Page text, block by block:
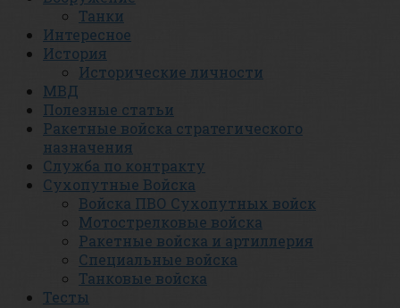
Танки
Интересное
История
Исторические личности
МВД
Полезные статьи
Ракетные войска стратегического
назначения
Служба по контракту
Сухопутные Войска
Войска ПВО Сухопутных войск
Мотострелковые войска
Ракетные войска и артиллерия
Специальные войска
Танковые войска
Тесты